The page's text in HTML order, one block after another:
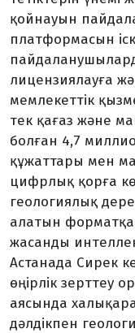
қойнауын
платформасын
лицензиялауға
мемлекеттік
тек қағаз және
болған 4,7
құжаттары мен
цифрлық қорға
геологиялық
алатын форматқа
жасанды
Астанада Си­рек
өңірлік зерттеу
аясында
дәлдікпен